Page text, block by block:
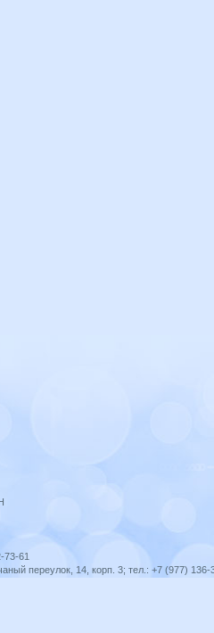
73-61
переулок, 14, корп. 3; тел.: +7 (977) 136-